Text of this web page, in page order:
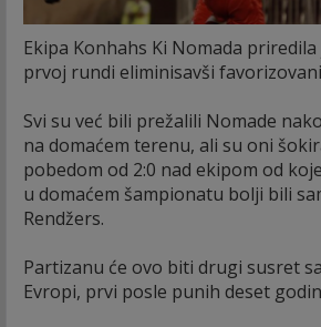
Ekipa Konhahs Ki Nomada priredila
prvoj rundi eliminisavši
Svi su već bili prežalili Nomade
na domaćem terenu, ali su oni
pobedom od 2:0 nad ekipom od
u domaćem šampionatu bolji bili
Rendžers.
Partizanu će ovo biti drugi susret
Evropi, prvi posle punih deset